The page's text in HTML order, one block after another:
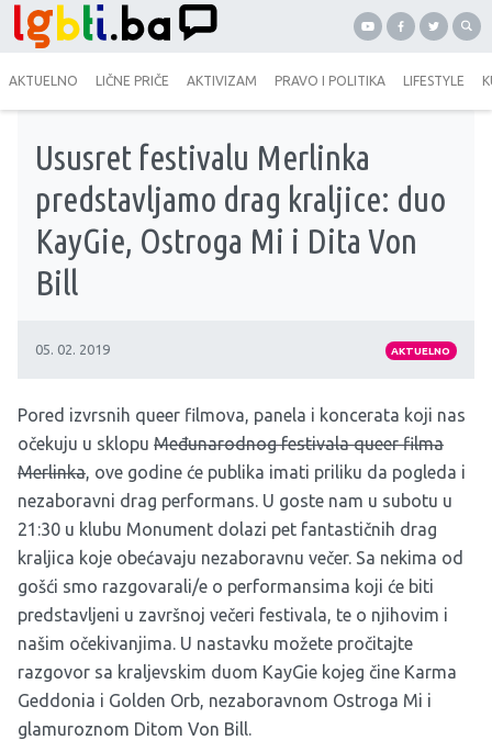
AKTUELNO LIČNE PRIČE AKTIVIZAM PRAVO I POLITIKA LIFESTYLE
Ususret festivalu Merlinka
predstavljamo drag kraljice: duo
KayGie, Ostroga Mi i Dita Von
Bill
05. 02. 2019 AKTUELNO
Pored izvrsnih queer filmova, panela i koncerata koji nas
očekuju u sklopu Međunarodnog festivala queer filma
Merlinka, ove godine će publika imati priliku da pogleda i
nezaboravni drag performans. U goste nam u subotu u
21:30 u klubu Monument dolazi pet fantastičnih drag
kraljica koje obećavaju nezaboravnu večer. Sa nekima od
gošći smo razgovarali/e o performansima koji će biti
predstavljeni u završnoj večeri festivala, te o njihovim i
našim očekivanjima. U nastavku možete pročitajte
razgovor sa kraljevskim duom KayGie kojeg čine Karma
Geddonia i Golden Orb, nezaboravnom Ostroga Mi i
glamuroznom Ditom Von Bill.